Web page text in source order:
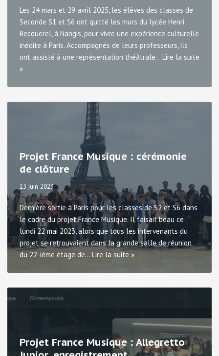
Les 24 mars et 29 avril 2025, les élèves des classes de
Seconde S1 et S6 ont quitté les murs du lycée Henri
Becquerel, à Nangis, pour vivre une expérience culturelle
inédite à Paris. Accompagnés de leurs professeurs, ils
ont assisté à une représentation théâtrale… Lire la suite
»
Projet France Musique : cérémonie
de clôture
13 juin 2023
Dernière sortie à Paris pour les classes de S2 et S6 dans
le cadre du projet France Musique. Il faisait beau ce
lundi 22 mai 2023, alors que tous les intervenants du
projet se retrouvaient dans la grande salle de réunion
du 22-ième étage de… Lire la suite »
Projet France Musique : Allegretto